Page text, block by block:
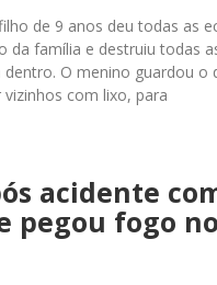
de 9 anos deu todas as
da família e destruiu todas
O menino guardou o
com lixo, para
acidente
pegou fogo